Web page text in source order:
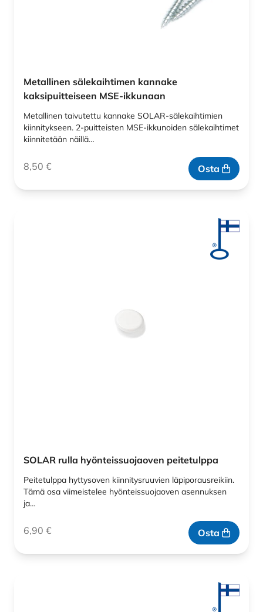
Metallinen sälekaihtimen kannake
kaksipuitteiseen MSE-ikkunaan
Metallinen taivutettu kannake SOLAR-sälekaihtimien
kiinnitykseen. 2-puitteisten MSE-ikkunoiden sälekaihtimet
kiinnitetään näillä…
8,50 € Osta
SOLAR rulla hyönteissuojaoven peitetulppa
Peitetulppa hyttysoven kiinnitysruuvien läpiporausreikiin.
Tämä osa viimeistelee hyönteissuojaoven asennuksen
ja…
6,90 € Osta